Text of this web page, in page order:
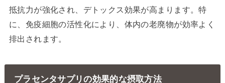
抵抗力が強化され、デトックス効果が高まります。特
に、免疫細胞の活性化により、体内の老廃物が効率よく
排出されます。
プラセンタサプリの効果的な摂取方法